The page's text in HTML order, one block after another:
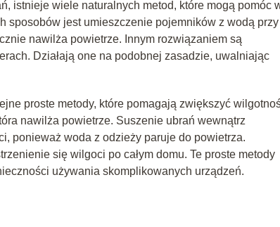
istnieje wiele naturalnych metod, które mogą pomóc
sposobów jest umieszczenie pojemników z wodą przy
nawilża powietrze. Innym rozwiązaniem są
Działają one na podobnej zasadzie, uwalniając
proste metody, które pomagają zwiększyć
nawilża powietrze. Suszenie ubrań wewnątrz
ponieważ woda z odzieży paruje do powietrza.
się wilgoci po całym domu. Te proste metody
używania skomplikowanych urządzeń.